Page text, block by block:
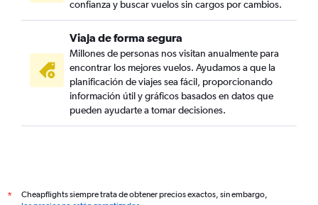
confianza y buscar vuelos sin cargos por cambios.
Viaja de forma segura
Millones de personas nos visitan anualmente para
encontrar los mejores vuelos. Ayudamos a que la
planificación de viajes sea fácil, proporcionando
información útil y gráficos basados en datos que
pueden ayudarte a tomar decisiones.
*
Cheapflights siempre trata de obtener precios exactos, sin embargo,